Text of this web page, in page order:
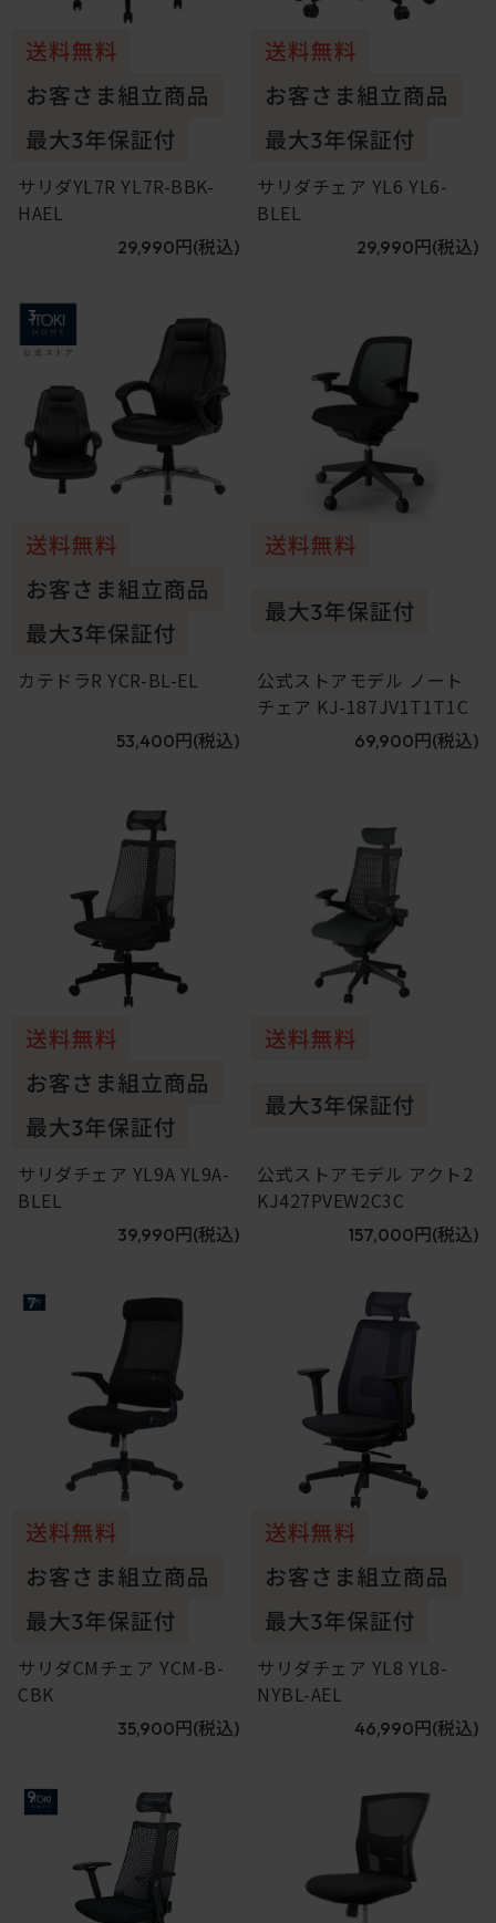
サリダYL7R YL7R-BBK-
HAEL
29,990円 (税込)
サリダチェア YL6 YL6-
BLEL
29,990円 (税込)
3
カテドラR YCR-BL-EL
53,400円 (税込)
公式ストアモデル ノート
チェア KJ-187JV1T1T1C
69,900円 (税込)
サリダチェア YL9A YL9A-
BLEL
39,990円 (税込)
公式ストアモデル アクト2
KJ427PVEW2C3C
157,000円 (税込)
7
サリダCMチェア YCM-B-
CBK
35,900円 (税込)
サリダチェア YL8 YL8-
NYBL-AEL
46,990円 (税込)
9